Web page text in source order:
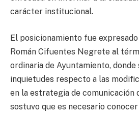
carácter institucional.
El posicionamiento fue
Román Cifuentes Negrete al
ordinaria de Ayuntamiento, donde
inquietudes respecto a las
en la estrategia de comunicación
sostuvo que es necesario